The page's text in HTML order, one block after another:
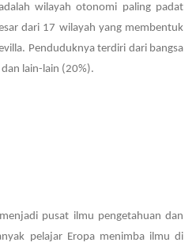
wilayah otonomi paling padat
dari 17 wilayah yang membentuk
Penduduknya terdiri dari bangsa
lain-lain (20%).
pusat ilmu pengetahuan dan
pelajar Eropa menimba ilmu di